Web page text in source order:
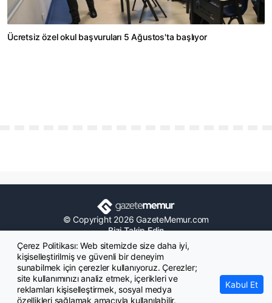
Ücretsiz özel okul başvuruları 5 Ağustos'ta başlıyor
© Copyright 2026 GazeteMemur.com
Bizi Takip Edin
• Son Dakika Haberleri
• Gündem Haberleri
• Memurlar Haberleri
• KPSS Haberleri
Çerez Politikası: Web sitemizde size daha iyi,
kişiselleştirilmiş ve güvenli bir deneyim
sunabilmek için çerezler kullanıyoruz. Çerezler;
site kullanımınızı analiz etmek, içerikleri ve
reklamları kişiselleştirmek, sosyal medya
özellikleri sağlamak amacıyla kullanılabilir.
Kabul Et